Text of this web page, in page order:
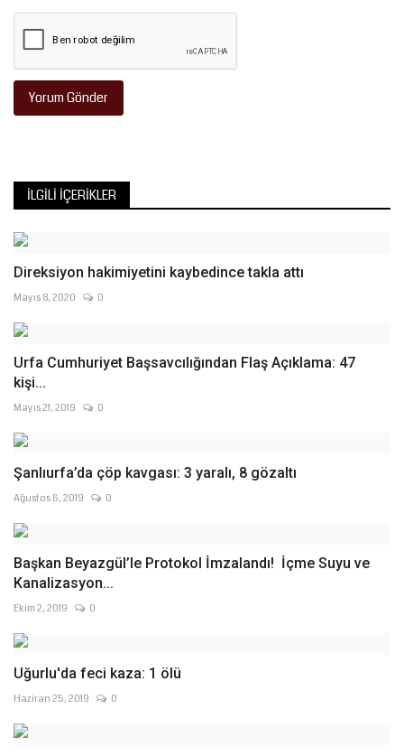
Yorum Gönder
İLGILI İÇERIKLER
Direksiyon hakimiyetini kaybedince takla attı
Mayıs 8, 2020 0
Urfa Cumhuriyet Başsavcılığından Flaş Açıklama: 47
kişi...
Mayıs 21, 2019 0
Şanlıurfa’da çöp kavgası: 3 yaralı, 8 gözaltı
Ağustos 6, 2019 0
Başkan Beyazgül’le Protokol İmzalandı! İçme Suyu ve
Kanalizasyon...
Ekim 2, 2019 0
Uğurlu'da feci kaza: 1 ölü
Haziran 25, 2019 0